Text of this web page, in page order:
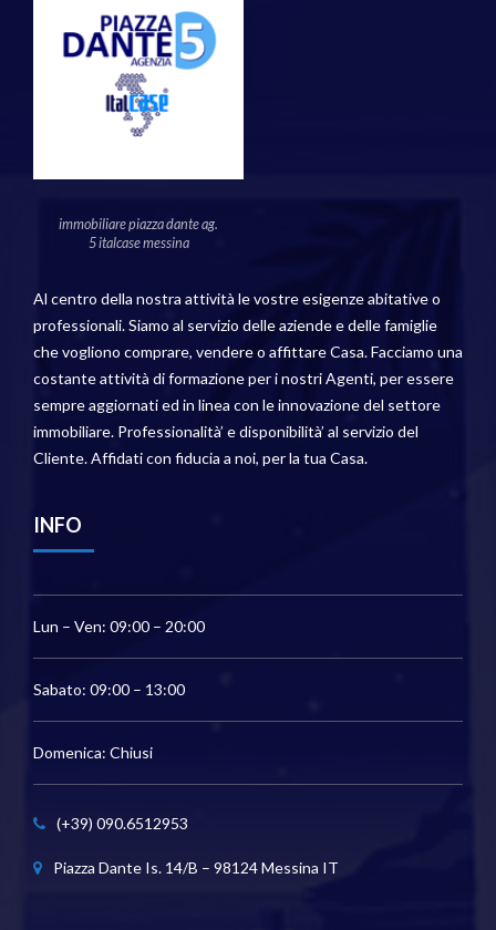
immobiliare piazza dante ag.
5 italcase messina
Al centro della nostra attività le vostre esigenze abitative o
professionali. Siamo al servizio delle aziende e delle famiglie
che vogliono comprare, vendere o affittare Casa. Facciamo una
costante attività di formazione per i nostri Agenti, per essere
sempre aggiornati ed in linea con le innovazione del settore
immobiliare. Professionalità’ e disponibilità’ al servizio del
Cliente. Affidati con fiducia a noi, per la tua Casa.
INFO
Lun – Ven: 09:00 – 20:00
Sabato: 09:00 – 13:00
Domenica: Chiusi
(+39) 090.6512953
Piazza Dante Is. 14/B – 98124 Messina IT